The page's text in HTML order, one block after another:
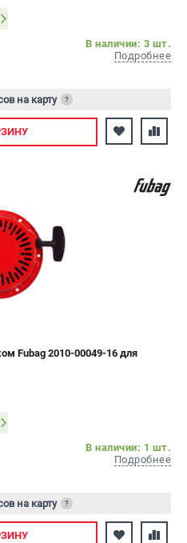
ПЕТЕРБУРГ)
до 18:00
до 16:00
59-10-67
В наличии: 3 шт.
Подробнее
на карту ?
Fubag 2010-00049-16 для
В наличии: 1 шт.
Подробнее
на карту ?